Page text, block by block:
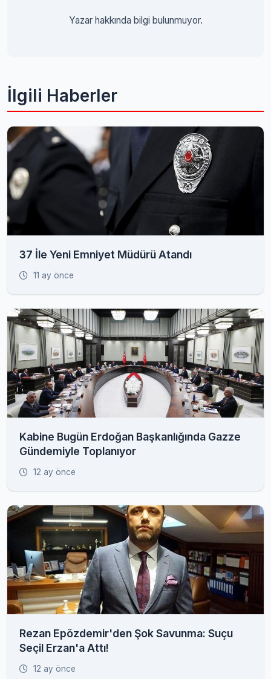
Yazar hakkında bilgi bulunmuyor.
İlgili Haberler
37 İle Yeni Emniyet Müdürü Atandı
11 ay önce
Kabine Bugün Erdoğan Başkanlığında Gazze
Gündemiyle Toplanıyor
12 ay önce
Rezan Epözdemir'den Şok Savunma: Suçu
Seçil Erzan'a Attı!
12 ay önce